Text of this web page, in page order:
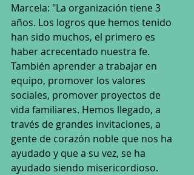
Marcela: "La organización tiene 3
años. Los logros que hemos tenido
han sido muchos, el primero es
haber acrecentado nuestra fe.
También aprender a trabajar en
equipo, promover los valores
sociales, promover proyectos de
vida familiares. Hemos llegado, a
través de grandes invitaciones, a
gente de corazón noble que nos ha
ayudado y que a su vez, se ha
ayudado siendo misericordioso.